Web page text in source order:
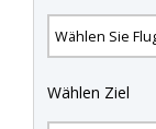
Wählen Ziel